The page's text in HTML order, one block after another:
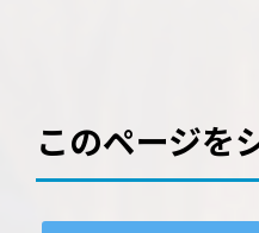
このページを